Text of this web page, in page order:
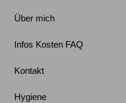
Über mich
Infos Kosten FAQ
Kontakt
Hygiene